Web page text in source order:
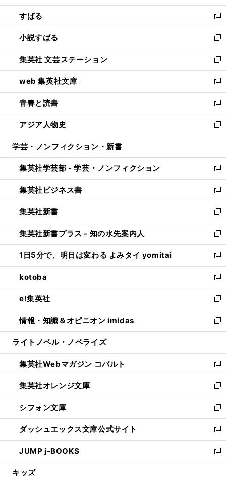
開
く
ウ
で
開
く
ン
ド
ウ
で
開
く
すばる
新
し
い
ウ
ィ
ン
ド
ウ
で
開
く
小説すばる
新
し
い
ウ
ィ
ン
ド
ウ
で
開
集英社 文芸ステーション
新
し
い
ウ
ィ
ン
ド
ウ
開
く
web 集英社文庫
新
し
い
ウ
ィ
ン
ウ
で
開
く
青春と読書
新
し
い
ウ
ン
ド
ウ
で
開
く
アジア人物史
新
し
ウ
ィ
ン
ド
ウ
で
開
く
学芸・ノンフィクション・新書
集英社学芸部 - 学芸・ノンフィクション
新
し
い
ウ
ィ
ン
ド
ウ
で
開
く
集英社ビジネス書
新
し
い
ウ
ィ
ン
ド
ウ
で
開
く
集英社新書
新
し
い
ウ
ィ
ン
ド
ウ
で
開
く
集英社新書プラス - 知の水先案内人
新
し
い
ウ
ィ
ン
ド
ウ
で
開
1日5分で、明日は変わる よみタイ yomitai
新
し
い
ウ
ィ
ン
ド
ウ
開
く
kotoba
新
し
い
ウ
ィ
ン
ウ
で
開
く
e!集英社
新
し
い
ウ
ン
ド
ウ
で
開
く
情報・知識＆オピニオン imidas
新
し
ウ
ィ
ン
ド
ウ
で
開
く
ライトノベル・ノベライズ
集英社Webマガジン コバルト
新
し
い
ウ
ィ
ン
ド
ウ
で
開
集英社オレンジ文庫
新
し
い
ウ
ィ
ン
ド
ウ
シフォン文庫
新
し
い
ウ
ィ
ン
ダッシュエックス文庫公式サイト
新
し
い
ウ
JUMP j-BOOKS
新
し
キッズ